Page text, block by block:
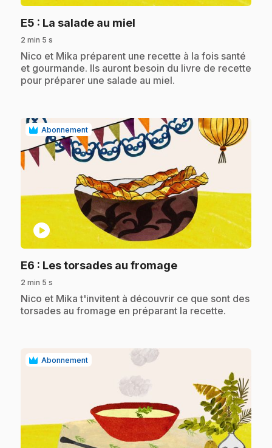
E5 : La salade au miel
2 min 5 s
.Nico et Mika préparent une recette à la fois santé
et gourmande. Ils auront besoin du livre de recette
pour préparer une salade au miel.
Abonnement
play_circle
E6 : Les torsades au fromage.
2 min 5 s
.Nico et Mika t'invitent à découvrir ce que sont des
torsades au fromage en préparant la recette.
Abonnement